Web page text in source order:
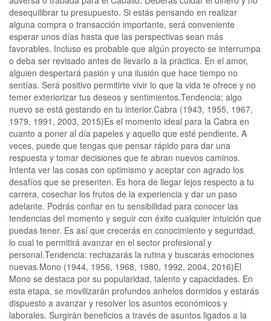
desequilibrar tu presupuesto. Si estás pensando en realizar
alguna compra o transacción importante, será conveniente
esperar unos días hasta que las perspectivas sean más
favorables. Incluso es probable que algún proyecto se interrumpa
o deba ser revisado antes de llevarlo a la práctica. En el amor,
alguien despertará pasión y una ilusión que hace tiempo no
sentías. Será positivo permitirte vivir lo que la vida te ofrece y no
temer exteriorizar tus deseos y sentimientos.Tendencia: algo
nuevo se está gestando en tu interior.Cabra (1943, 1955, 1967,
1979, 1991, 2003, 2015)Es el momento ideal para la Cabra en
cuanto a poner al día papeles y aquello que esté pendiente. A
veces, puede que tengas que pensar rápido para dar una
respuesta y tomar decisiones que te abran nuevos caminos.
Intenta ver las cosas con optimismo y aceptar con agrado los
desafíos que se presenten. Es hora de llegar lejos respecto a tu
carrera, cosechar los frutos de la experiencia y dar un paso
adelante. Podrás confiar en tu sensibilidad para conocer las
tendencias del momento y seguir con éxito cualquier intuición que
puedas tener. Es así que crecerás en conocimiento y seguridad,
lo cual te permitirá avanzar en el sector profesional y
personal.Tendencia: rechazarás la rutina y buscarás emociones
nuevas.Mono (1944, 1956, 1968, 1980, 1992, 2004, 2016)El
Mono se destaca por su popularidad, talento y capacidades. En
esta etapa, se movilizarán profundos anhelos dormidos y estarás
dispuesto a avanzar y resolver los asuntos económicos y
laborales. Surgirán beneficios a través de asuntos ligados a la